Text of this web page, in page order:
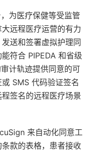
为医疗保健等受监管
远程医疗运营的有力
送和签署虚拟护理同
符合 PIPEDA 和省级
计轨迹提供同意的可
SMS 代码验证签名
签名的远程医疗场景
来自动化同意工
款的表格，患者接收